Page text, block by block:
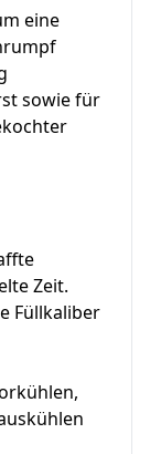
eine
sowie für
Zeit.
Füllkaliber